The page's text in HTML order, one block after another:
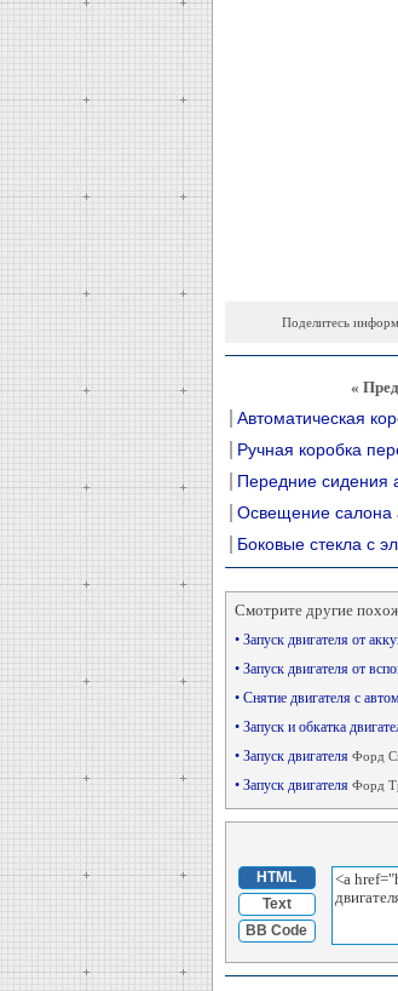
Поделитесь
«
Автоматическая
Ручная коробка
Передние сидения
Освещение салона
Боковые стекла с
Смотрите другие
• Запуск двигателя от
• Запуск двигателя от
• Снятие двигателя с
• Запуск и обкатка
• Запуск двигателя Форд
• Запуск двигателя Форд
HTML
Text
BB Code